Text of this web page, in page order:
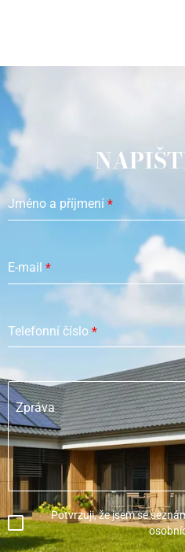
Jméno a příjmení *
E-mail *
Telefonní číslo *
Zpráva
Potvrzuji, že jsem se